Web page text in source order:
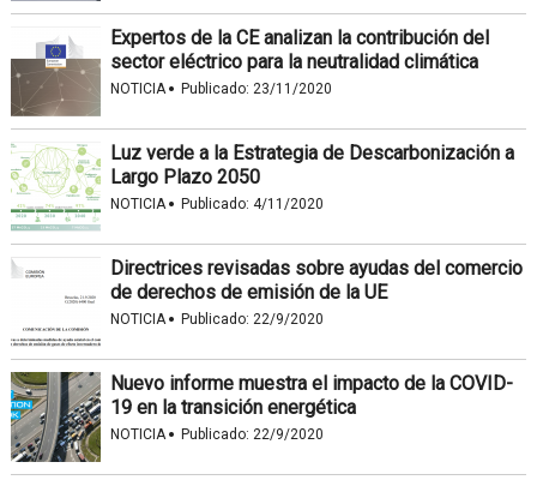
Expertos de la CE analizan la contribución del
sector eléctrico para la neutralidad climática
NOTICIA· Publicado: 23/11/2020
Luz verde a la Estrategia de Descarbonización a
Largo Plazo 2050
NOTICIA· Publicado: 4/11/2020
Directrices revisadas sobre ayudas del comercio
de derechos de emisión de la UE
NOTICIA· Publicado: 22/9/2020
Nuevo informe muestra el impacto de la COVID-
19 en la transición energética
NOTICIA· Publicado: 22/9/2020